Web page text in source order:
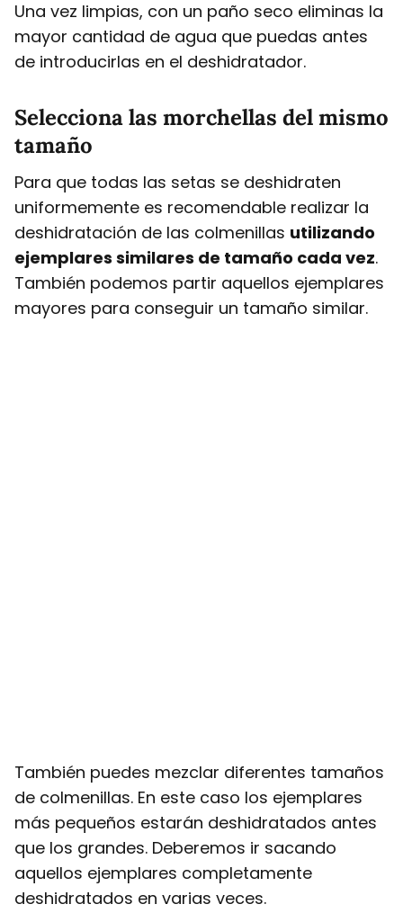
Una vez limpias, con un paño seco eliminas la
mayor cantidad de agua que puedas antes
de introducirlas en el deshidratador.
Selecciona las morchellas del mismo
tamaño
Para que todas las setas se deshidraten
uniformemente es recomendable realizar la
deshidratación de las colmenillas utilizando
ejemplares similares de tamaño cada vez.
También podemos partir aquellos ejemplares
mayores para conseguir un tamaño similar.
También puedes mezclar diferentes tamaños
de colmenillas. En este caso los ejemplares
más pequeños estarán deshidratados antes
que los grandes. Deberemos ir sacando
aquellos ejemplares completamente
deshidratados en varias veces.